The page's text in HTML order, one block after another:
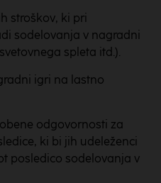
stroškov, ki pri
sodelovanja v nagradni
spleta itd.).
igri na lastno
odgovornosti za
ki bi jih udeleženci
posledico sodelovanja v